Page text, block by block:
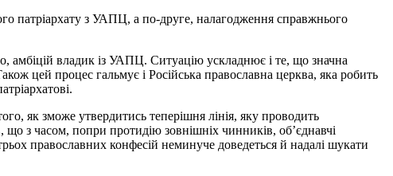
патріархату з УАПЦ, а по-друге, налагодження справжнього
амбіцій владик із УАПЦ. Ситуацію ускладнює і те, що значна
цей процес гальмує і Російська православна церква, яка робить
як зможе утвердитись теперішня лінія, яку проводить
з часом, попри протидію зовнішніх чинників, об’єднавчі
православних конфесій неминуче доведеться й надалі шукати